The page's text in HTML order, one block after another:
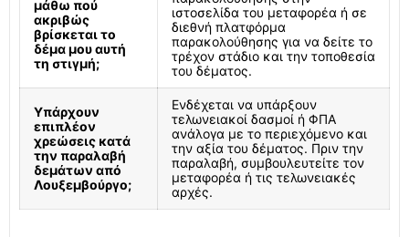
μάθω πού
ακριβώς
βρίσκεται το
δέμα μου αυτή
τη στιγμή;
ιστοσελίδα του μεταφορέα ή σε
διεθνή πλατφόρμα
παρακολούθησης για να δείτε το
τρέχον στάδιο και την τοποθεσία
του δέματος.
Υπάρχουν
επιπλέον
χρεώσεις κατά
την παραλαβή
δεμάτων από
Λουξεμβούργο;
Ενδέχεται να υπάρξουν
τελωνειακοί δασμοί ή ΦΠΑ
ανάλογα με το περιεχόμενο και
την αξία του δέματος. Πριν την
παραλαβή, συμβουλευτείτε τον
μεταφορέα ή τις τελωνειακές
αρχές.